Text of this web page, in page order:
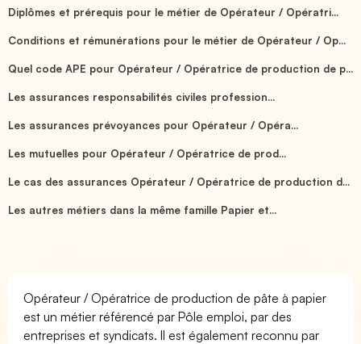
Diplômes et prérequis pour le métier de Opérateur / Opératri...
Conditions et rémunérations pour le métier de Opérateur / Op...
Quel code APE pour Opérateur / Opératrice de production de p...
Les assurances responsabilités civiles profession...
Les assurances prévoyances pour Opérateur / Opéra...
Les mutuelles pour Opérateur / Opératrice de prod...
Le cas des assurances Opérateur / Opératrice de production d...
Les autres métiers dans la même famille Papier et...
Opérateur / Opératrice de production de pâte à papier
est un métier référencé par Pôle emploi, par des
entreprises et syndicats. Il est également reconnu par